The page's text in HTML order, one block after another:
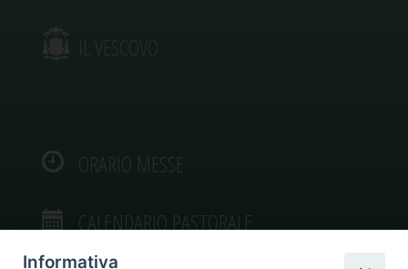
IL VESCOVO
ORARIO MESSE
CALENDARIO PASTORALE
Informativa